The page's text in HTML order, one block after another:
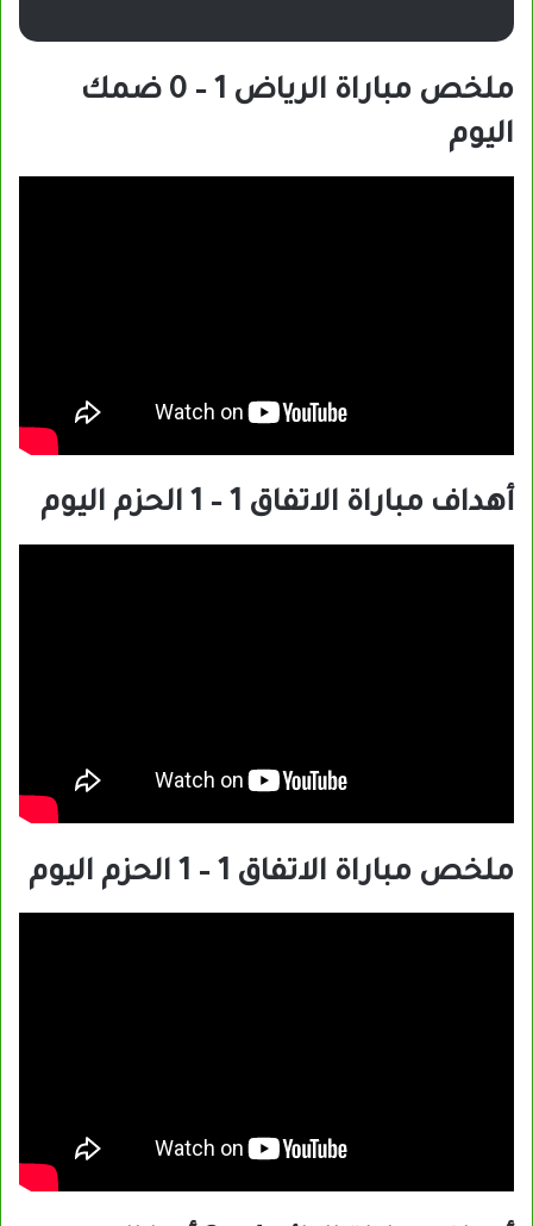
ملخص مباراة الرياض 1 – 0 ضمك
اليوم
أهداف مباراة الاتفاق 1 – 1 الحزم اليوم
ملخص مباراة الاتفاق 1 – 1 الحزم اليوم